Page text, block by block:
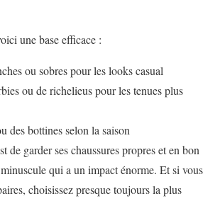
une base efficace :
ou sobres pour les looks casual
ou de richelieus pour les tenues plus
des bottines selon la saison
de garder ses chaussures propres et en bon
qui a un impact énorme. Et si vous
choisissez presque toujours la plus